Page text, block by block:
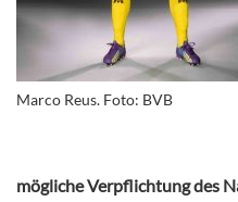
Marco Reus. Foto: BVB
mögliche Verpflichtung des